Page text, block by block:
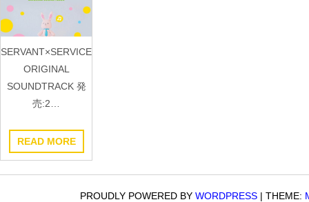
SERVANT×SERVICE
ORIGINAL
SOUNDTRACK 発
売:2…
READ MORE
PROUDLY POWERED BY WORDPRESS | THEME: